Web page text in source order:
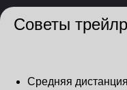
Советы
Средняя